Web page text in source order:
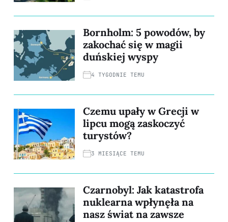
Bornholm: 5 powodów, by
zakochać się w magii
duńskiej wyspy
4 TYGODNIE TEMU
Czemu upały w Grecji w
lipcu mogą zaskoczyć
turystów?
3 MIESIĄCE TEMU
Czarnobyl: Jak katastrofa
nuklearna wpłynęła na
nasz świat na zawsze